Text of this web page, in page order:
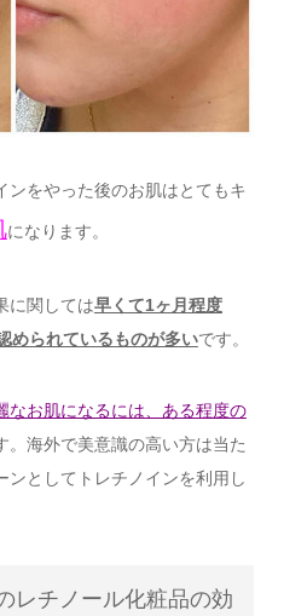
をやった後のお肌はとてもキ
になります。
に関しては早くて1ヶ月程度
められているものが多いです。
なお肌になるには、ある程度の
。海外で美意識の高い方は当た
ンとしてトレチノインを利用し
レチノール化粧品の効